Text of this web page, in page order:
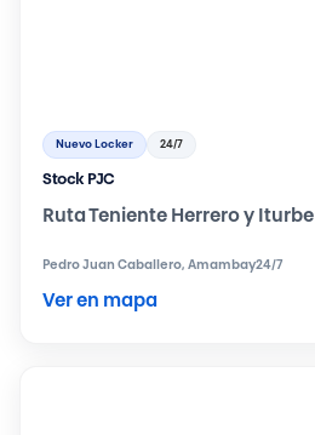
Nuevo Locker 24/7
Stock PJC
Ruta Teniente Herrero y Iturbe
Pedro Juan Caballero, Amambay24/7
Ver en mapa